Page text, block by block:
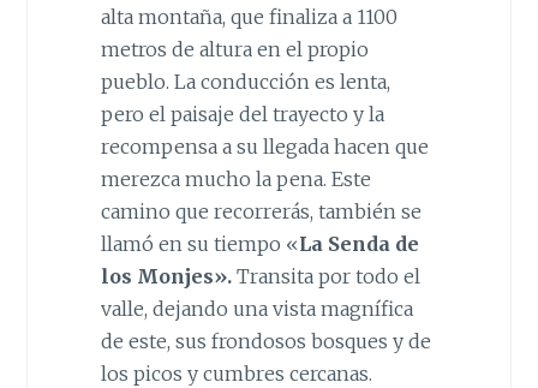
alta montaña, que finaliza a 1100
metros de altura en el propio
pueblo. La conducción es lenta,
pero el paisaje del trayecto y la
recompensa a su llegada hacen que
merezca mucho la pena. Este
camino que recorrerás, también se
llamó en su tiempo «La Senda de
los Monjes». Transita por todo el
valle, dejando una vista magnífica
de este, sus frondosos bosques y de
los picos y cumbres cercanas.